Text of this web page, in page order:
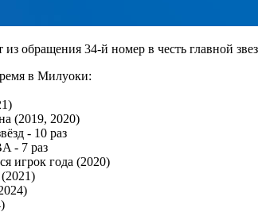
обращения 34-й номер в честь главной
в Милуоки:
(2019, 2020)
- 10 раз
- 7 раз
игрок года (2020)